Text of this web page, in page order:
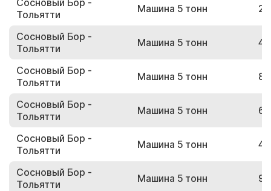
Сосновый Бор -
Тольятти
Машина 5 тонн
Сосновый Бор -
Тольятти
Машина 5 тонн
Сосновый Бор -
Тольятти
Машина 5 тонн
Сосновый Бор -
Тольятти
Машина 5 тонн
Сосновый Бор -
Тольятти
Машина 5 тонн
Сосновый Бор -
Тольятти
Машина 5 тонн